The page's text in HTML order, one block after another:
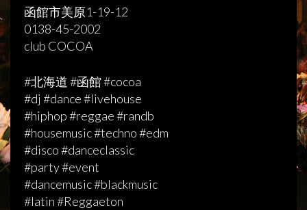
函館市美原1-19-12
0138-45-2002
club COCOA
#北海道 #函館 #cocoa
#dj #dance #livehouse
#hiphop #reggae #randb
#housemusic #techno #edm
#disco #danceclassic
#party #event
#dancemusic #blackmusic
#latin #Reggaeton